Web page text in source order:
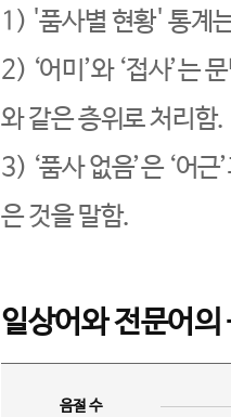
1) '품사별 현황' 통계
2) ‘어미’와 ‘접사’는
와 같은 층위로 처리함.
3) ‘품사 없음’은 ‘어
은 것을 말함.
일상어와 전문어의
음절 수